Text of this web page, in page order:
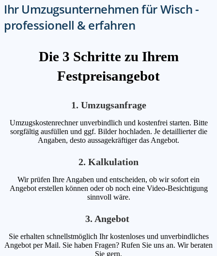
Ihr Umzugsunternehmen für Wisch -
professionell & erfahren
Die 3 Schritte zu Ihrem
Festpreisangebot
1. Umzugsanfrage
Umzugskostenrechner unverbindlich und kostenfrei starten. Bitte
sorgfältig ausfüllen und ggf. Bilder hochladen. Je detaillierter die
Angaben, desto aussagekräftiger das Angebot.
2. Kalkulation
Wir prüfen Ihre Angaben und entscheiden, ob wir sofort ein
Angebot erstellen können oder ob noch eine Video-Besichtigung
sinnvoll wäre.
3. Angebot
Sie erhalten schnellstmöglich Ihr kostenloses und unverbindliches
Angebot per Mail. Sie haben Fragen? Rufen Sie uns an. Wir beraten
Sie gern.